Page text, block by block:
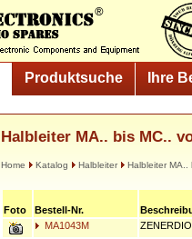
Produktsuche Ihre
Halbleiter MA.. bis MC..
Home Katalog Halbleiter Halbleiter MA..
Foto Bestell-Nr.
MA1043M